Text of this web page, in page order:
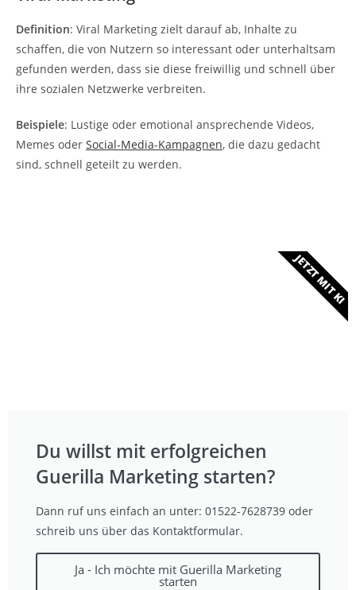
Definition: Viral Marketing zielt darauf ab, Inhalte zu
schaffen, die von Nutzern so interessant oder unterhaltsam
gefunden werden, dass sie diese freiwillig und schnell über
ihre sozialen Netzwerke verbreiten.
Beispiele: Lustige oder emotional ansprechende Videos,
Memes oder Social-Media-Kampagnen, die dazu gedacht
sind, schnell geteilt zu werden.
Du willst mit erfolgreichen
Guerilla Marketing starten?
Dann ruf uns einfach an unter: 01522-7628739 oder
schreib uns über das Kontaktformular.
Ja - Ich möchte mit Guerilla Marketing
starten
JETZT MIT KI